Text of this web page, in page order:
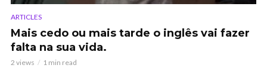
ARTICLES
Mais cedo ou mais tarde o inglês vai fazer
falta na sua vida.
2 views 1 min read